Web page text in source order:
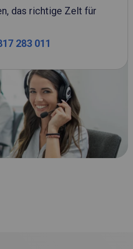
das richtige Zelt für
283 011